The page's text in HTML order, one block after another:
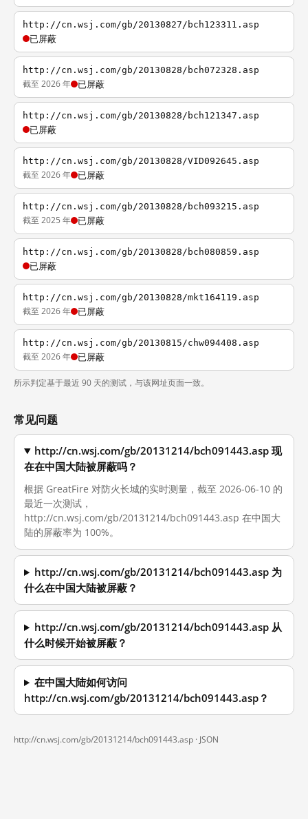
http://cn.wsj.com/gb/20130827/bch123311.asp
已屏蔽
http://cn.wsj.com/gb/20130828/bch072328.asp
截至 2026 年 已屏蔽
http://cn.wsj.com/gb/20130828/bch121347.asp
已屏蔽
http://cn.wsj.com/gb/20130828/VID092645.asp
截至 2026 年 已屏蔽
http://cn.wsj.com/gb/20130828/bch093215.asp
截至 2025 年 已屏蔽
http://cn.wsj.com/gb/20130828/bch080859.asp
已屏蔽
http://cn.wsj.com/gb/20130828/mkt164119.asp
截至 2026 年 已屏蔽
http://cn.wsj.com/gb/20130815/chw094408.asp
截至 2026 年 已屏蔽
所示判定基于最近 90 天的测试，与该网址页面一致。
常见问题
http://cn.wsj.com/gb/20131214/bch091443.asp 现
在在中国大陆被屏蔽吗？
根据 GreatFire 对防火长城的实时测量，截至 2026-06-10 的
最近一次测试，
http://cn.wsj.com/gb/20131214/bch091443.asp 在中国大
陆的屏蔽率为 100%。
http://cn.wsj.com/gb/20131214/bch091443.asp 为
什么在中国大陆被屏蔽？
http://cn.wsj.com/gb/20131214/bch091443.asp 从
什么时候开始被屏蔽？
在中国大陆如何访问
http://cn.wsj.com/gb/20131214/bch091443.asp？
http://cn.wsj.com/gb/20131214/bch091443.asp · JSON